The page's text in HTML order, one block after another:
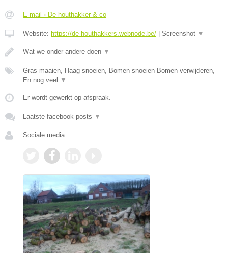
E-mail › De houthakker & co
Website: https://de-houthakkers.webnode.be/ Screenshot ▼
Wat we onder andere doen ▼
Gras maaien, Haag snoeien, Bomen snoeien Bomen verwijderen,
En nog veel
▼
Er wordt gewerkt op afspraak.
Laatste facebook posts ▼
Sociale media: